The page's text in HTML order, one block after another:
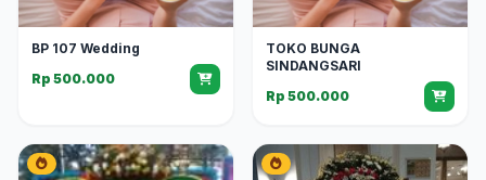
BP 107 Wedding
Rp 500.000
TOKO BUNGA
SINDANGSARI
Rp 500.000